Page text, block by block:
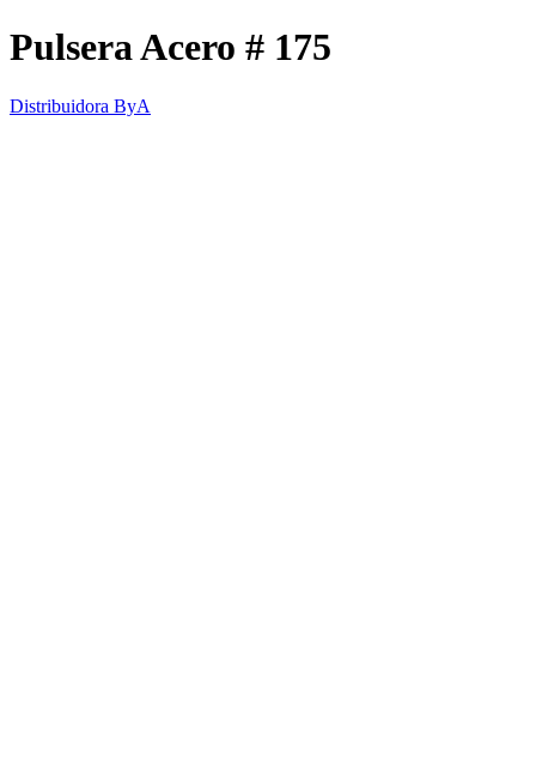
Pulsera Acero # 175
Distribuidora ByA